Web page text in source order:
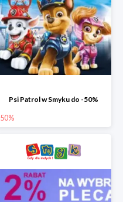
Psi Patrol w Smyku do -50%
50%